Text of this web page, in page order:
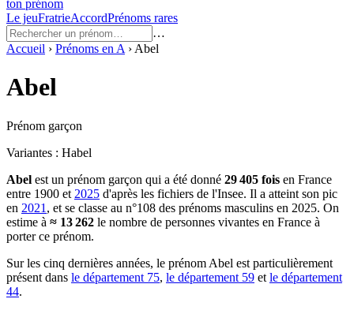
ton prénom
Le jeuFratrieAccordPrénoms rares
…
Accueil › Prénoms en A › Abel
Abel
Prénom garçon
Variantes : Habel
Abel est un prénom garçon qui a été donné 29 405 fois en France
entre 1900 et 2025 d'après les fichiers de l'Insee. Il a atteint son pic
en 2021 , et se classe au n°108 des prénoms masculins en 2025. On
estime à ≈ 13 262 le nombre de personnes vivantes en France à
porter ce prénom.
Sur les cinq dernières années, le prénom Abel est particulièrement
présent dans le département 75, le département 59 et le département
44.